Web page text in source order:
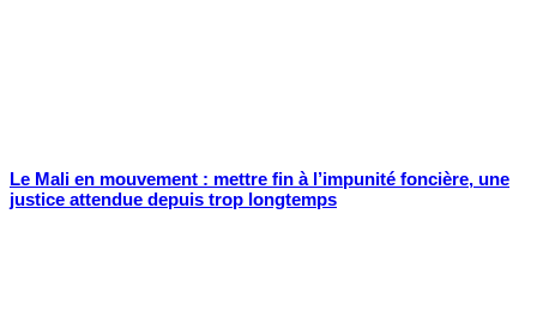
Le Mali en mouvement : mettre fin à l’impunité foncière, une
justice attendue depuis trop longtemps